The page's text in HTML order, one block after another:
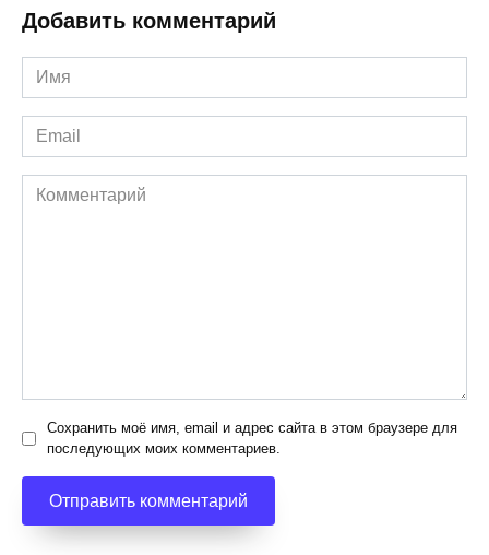
Добавить комментарий
Имя
*
Email
*
Комментарий
Сохранить моё имя, email и адрес сайта в этом браузере для
последующих моих комментариев.